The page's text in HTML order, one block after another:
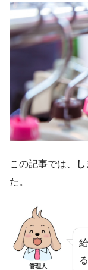
この記事では、
た。
管理人